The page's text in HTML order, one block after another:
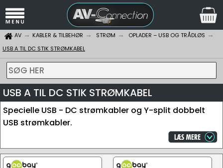
AV KABLER & TILBEHØR STRØM
OPLADER – USB OG TRÅDLØS
USB A TIL DC STIK STRØMKABEL
SØG HER
USB A TIL DC STIK STRØMKABEL
Specielle USB - DC strømkabler og Y-split dobbelt
USB strømkabler.